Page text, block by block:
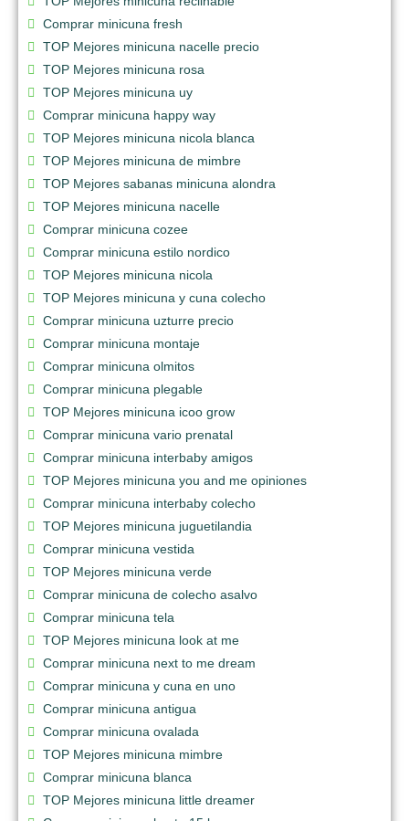
Comprar minicuna fresh
TOP Mejores minicuna nacelle precio
TOP Mejores minicuna rosa
TOP Mejores minicuna uy
Comprar minicuna happy way
TOP Mejores minicuna nicola blanca
TOP Mejores minicuna de mimbre
TOP Mejores sabanas minicuna alondra
TOP Mejores minicuna nacelle
Comprar minicuna cozee
Comprar minicuna estilo nordico
TOP Mejores minicuna nicola
TOP Mejores minicuna y cuna colecho
Comprar minicuna uzturre precio
Comprar minicuna montaje
Comprar minicuna olmitos
Comprar minicuna plegable
TOP Mejores minicuna icoo grow
Comprar minicuna vario prenatal
Comprar minicuna interbaby amigos
TOP Mejores minicuna you and me opiniones
Comprar minicuna interbaby colecho
TOP Mejores minicuna juguetilandia
Comprar minicuna vestida
TOP Mejores minicuna verde
Comprar minicuna de colecho asalvo
Comprar minicuna tela
TOP Mejores minicuna look at me
Comprar minicuna next to me dream
Comprar minicuna y cuna en uno
Comprar minicuna antigua
Comprar minicuna ovalada
TOP Mejores minicuna mimbre
Comprar minicuna blanca
TOP Mejores minicuna little dreamer